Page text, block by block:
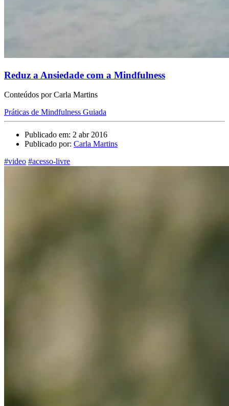
Reduz a Ansiedade com a Mindfulness
Conteúdos por Carla Martins
Práticas de Mindfulness Guiada
Publicado em: 2 abr 2016
Publicado por: Carla Martins
#video #acesso-livre